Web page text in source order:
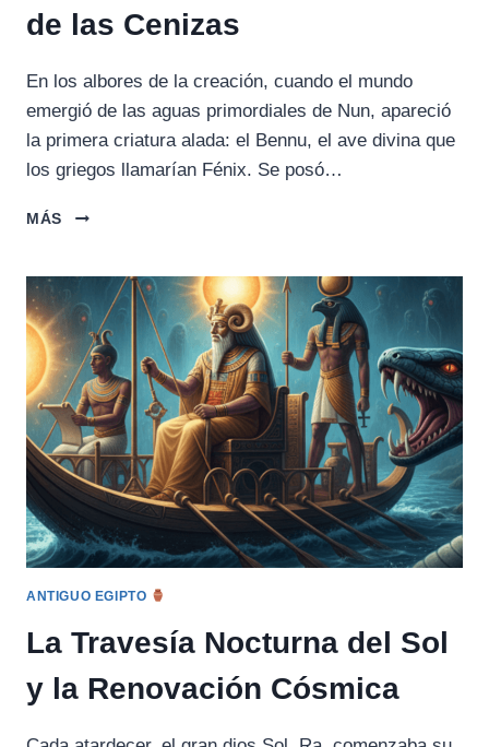
de las Cenizas
En los albores de la creación, cuando el mundo
emergió de las aguas primordiales de Nun, apareció
la primera criatura alada: el Bennu, el ave divina que
los griegos llamarían Fénix. Se posó…
MÁS
EL
FUEGO
QUE
RENACE
DE
LAS
CENIZAS
ANTIGUO EGIPTO
La Travesía Nocturna del Sol
y la Renovación Cósmica